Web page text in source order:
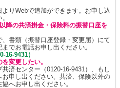
りWebで追加ができます。お申し込
降の共済掛金・保険料の振替口座を
書類（振替口座登録・変更届）にて
でお電話お申し出ください。
16-9431）
変更したい。
済センター（0120-16-9431）、もし
お申し出ください。共済、保険以外の
へお申し出ください。